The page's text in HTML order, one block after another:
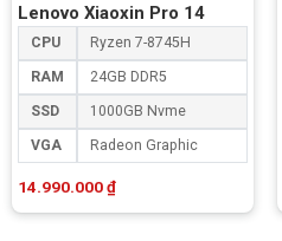
Lenovo Xiaoxin Pro 14
CPU Ryzen 7-8745H
RAM 24GB DDR5
SSD 1000GB Nvme
VGA Radeon Graphic
14.990.000₫